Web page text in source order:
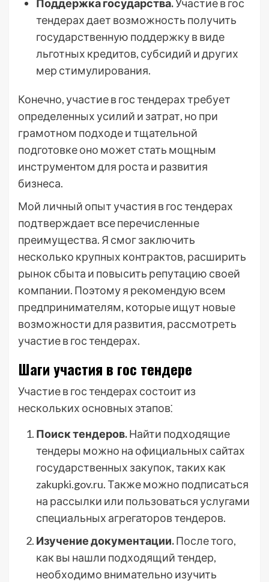
Поддержка государства.Участие в гос
тендерах дает возможность получить
государственную поддержку в виде
льготных кредитов, субсидий и других
мер стимулирования.
Конечно, участие в гос тендерах требует
определенных усилий и затрат, но при
грамотном подходе и тщательной
подготовке оно может стать мощным
инструментом для роста и развития
бизнеса.
Мой личный опыт участия в гос тендерах
подтверждает все перечисленные
преимущества. Я смог заключить
несколько крупных контрактов, расширить
рынок сбыта и повысить репутацию своей
компании. Поэтому я рекомендую всем
предпринимателям, которые ищут новые
возможности для развития, рассмотреть
участие в гос тендерах.
Шаги участия в гос тендере
Участие в гос тендерах состоит из
нескольких основных этапов⁚
Поиск тендеров.Найти подходящие
тендеры можно на официальных сайтах
государственных закупок, таких как
zakupki.gov.ru. Также можно подписаться
на рассылки или пользоваться услугами
специальных агрегаторов тендеров.
Изучение документации.После того,
как вы нашли подходящий тендер,
необходимо внимательно изучить